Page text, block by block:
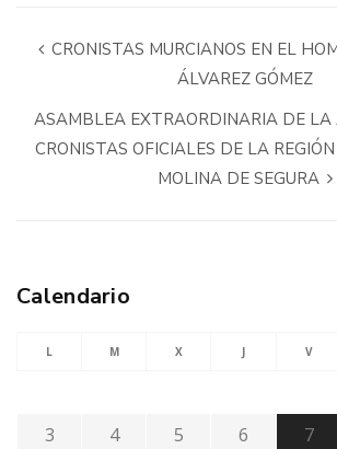
CRONISTAS MURCIANOS EN EL
ÁLVAREZ GÓMEZ
ASAMBLEA EXTRAORDINARIA DE LA
CRONISTAS OFICIALES DE LA
MOLINA DE SEGURA
Calendario
L M X J V
3
4 5 6 7